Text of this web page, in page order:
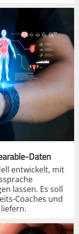
Daten
entwickelt, mit
lassen. Es soll
Coaches und